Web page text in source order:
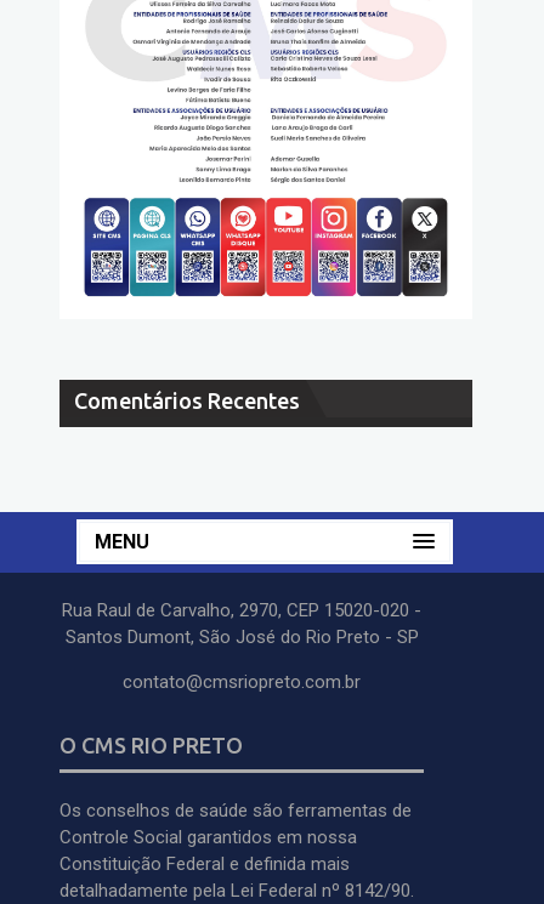
Comentários Recentes
MENU
Rua Raul de Carvalho, 2970, CEP 15020-020 -
Santos Dumont, São José do Rio Preto - SP
contato@cmsriopreto.com.br
O CMS RIO PRETO
Os conselhos de saúde são ferramentas de
Controle Social garantidos em nossa
Constituição Federal e definida mais
detalhadamente pela Lei Federal nº 8142/90.